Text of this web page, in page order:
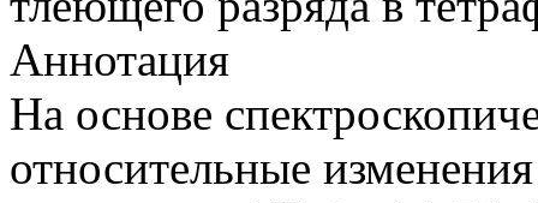
Аннотация
На основе
относительные